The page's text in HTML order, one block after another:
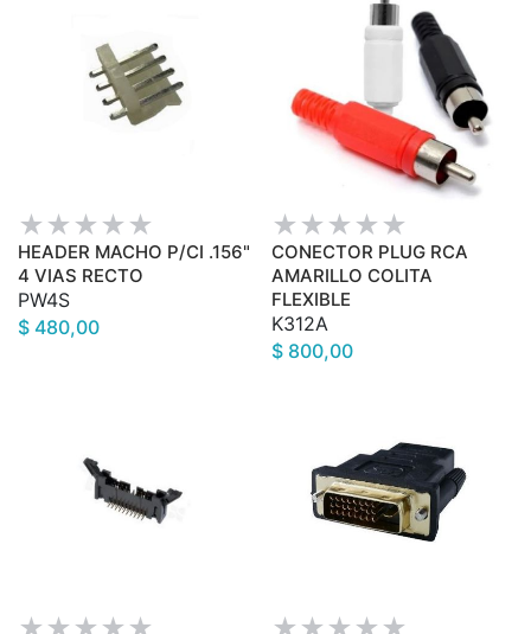
HEADER MACHO P/CI .156"
4 VIAS RECTO
PW4S
$ 480,00
CONECTOR PLUG RCA
AMARILLO COLITA
FLEXIBLE
K312A
$ 800,00